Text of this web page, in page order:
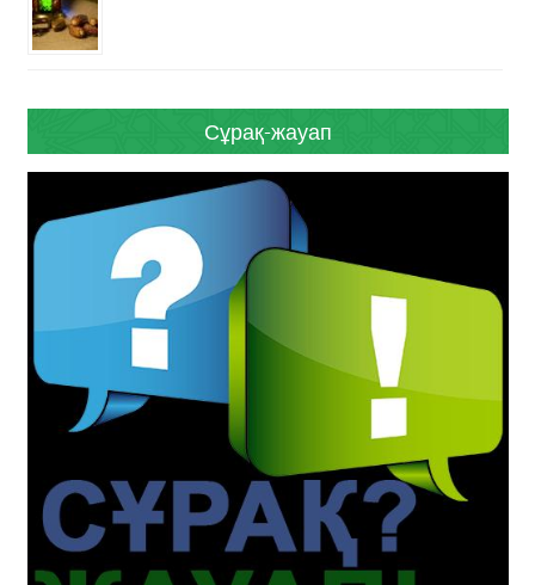
Сұрақ-жауап